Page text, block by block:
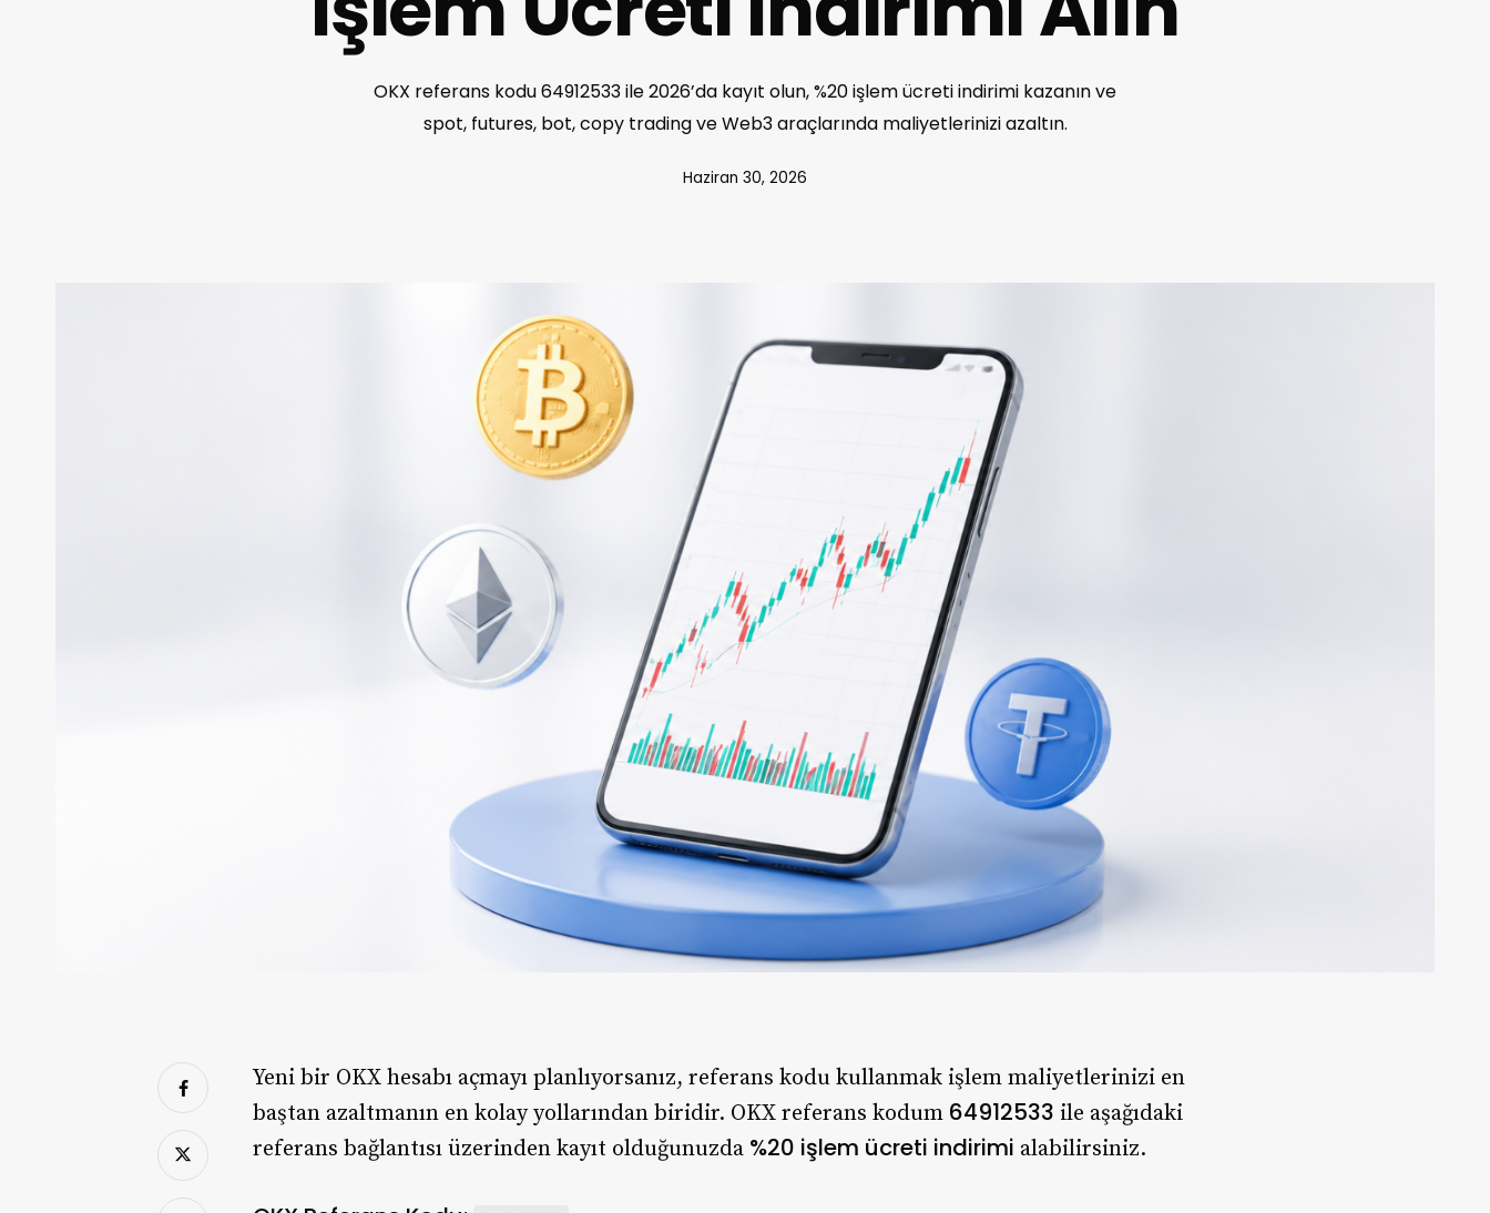
OKX referans kodu 64912533 ile 2026’da kayıt olun, %20 işlem ücreti indirimi kazanın ve
spot, futures, bot, copy trading ve Web3 araçlarında maliyetlerinizi azaltın.
Haziran 30, 2026
Yeni bir OKX hesabı açmayı planlıyorsanız, referans kodu kullanmak işlem maliyetlerinizi en
baştan azaltmanın en kolay yollarından biridir. OKX referans kodum 64912533 ile aşağıdaki
referans bağlantısı üzerinden kayıt olduğunuzda %20 işlem ücreti indirimi alabilirsiniz.